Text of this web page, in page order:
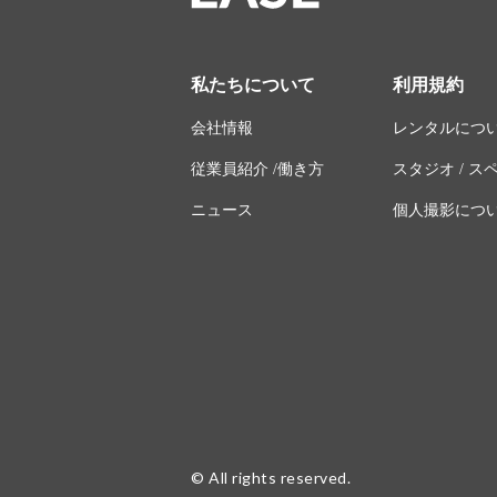
私たちについて
会社情報
従業員紹介 /働き方
ニュース
利用規約
レンタルにつ
スタジオ / ス
個人撮影につ
© All rights reserved.